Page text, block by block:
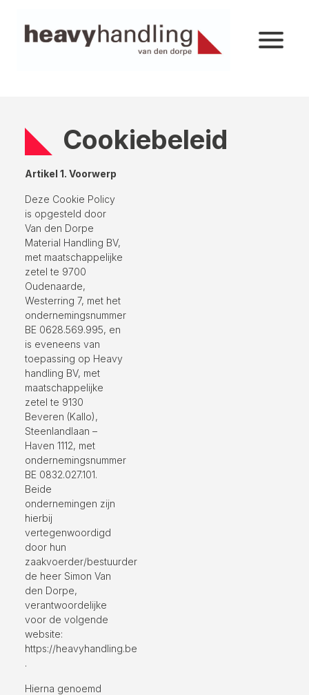
Cookiebeleid
Artikel 1. Voorwerp
Deze Cookie Policy
is opgesteld door
Van den Dorpe
Material Handling BV,
met maatschappelijke
zetel te 9700
Oudenaarde,
Westerring 7, met het
ondernemingsnummer
BE 0628.569.995, en
is eveneens van
toepassing op Heavy
handling BV, met
maatschappelijke
zetel te 9130
Beveren (Kallo),
Steenlandlaan –
Haven 1112, met
ondernemingsnummer
BE 0832.027.101.
Beide
ondernemingen zijn
hierbij
vertegenwoordigd
door hun
zaakvoerder/bestuurder
de heer Simon Van
den Dorpe,
verantwoordelijke
voor de volgende
website:
https://heavyhandling.be
.
Hierna genoemd